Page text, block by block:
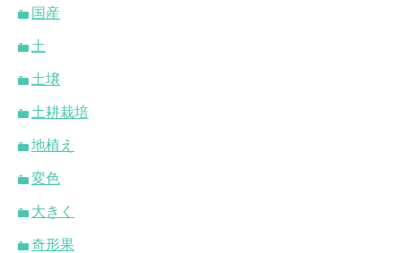
国産
土
土壌
土耕栽培
地植え
変色
大きく
奇形果